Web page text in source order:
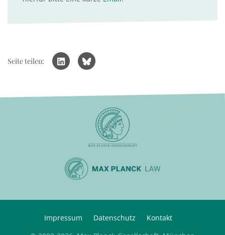
Seite teilen:
Impressum Datenschutz
Kontakt